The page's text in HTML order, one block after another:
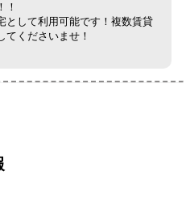
！
として利用可能です！複数賃貸
てくださいませ！